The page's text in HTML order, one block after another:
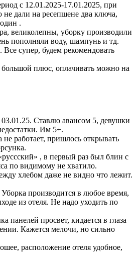
с 12.01.2025-17.01.2025, при
не дали на ресепшене два ключа,
.
великолепны, уборку производили
пополняли воду, шампунь и тд.
Все супер, будем рекомендовать
плюс, оплачивать можно на
Ставлю авансом 5, девушки
Им 5+.
работает, пришлось открывать
, в первый раз был блин с
по видимому не хватило.
хлебом даже не видно что лежит.
производится в любое время,
из отеля. Не надо уходить по
панелей просвет, кидается в глаза
Кажется мелочи, но сильно
расположение отеля удобное,